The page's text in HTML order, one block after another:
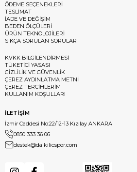
ÖDEME SEÇENEKLERİ
TESLİMAT
İADE VE DEĞİŞİM
BEDEN ÖLÇÜLERİ
ÜRÜN TEKNOLOJİLERİ
SIKÇA SORULAN SORULAR
KVKK BİLGİLENDİRMESİ
TÜKETİCİ YASASI
GİZLİLİK VE GÜVENLİK
ÇEREZ AYDINLATMA METNİ
ÇEREZ TERCİHLERİM
KULLANIM KOŞULLARI
İLETİŞİM
İzmir Caddesi No:22/12-13 Kızılay ANKARA
0850 333 36 06
destek@dalkilicspor.com